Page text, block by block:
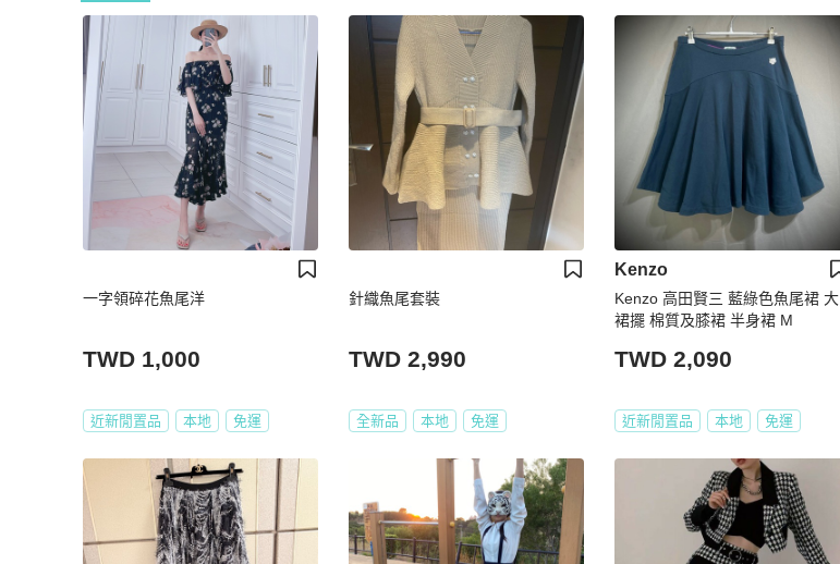
一字領碎花魚尾洋
TWD 1,000
近新閒置品 本地 免運
針織魚尾套裝
TWD 2,990
全新品 本地 免運
Kenzo
Kenzo 高田賢三 藍綠色魚尾裙 大
裙擺 棉質及膝裙 半身裙 M
TWD 2,090
近新閒置品 本地 免運